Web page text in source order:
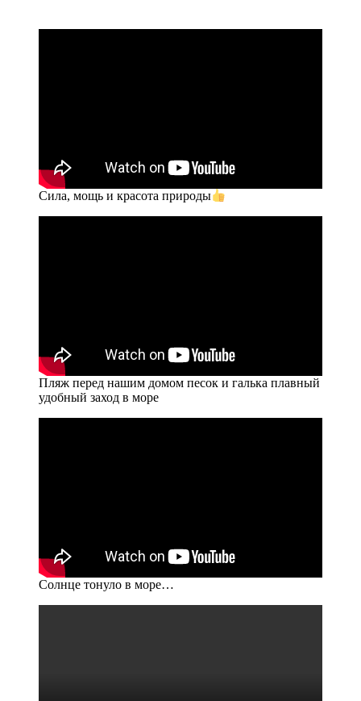
Сила, мощь и красота природы
Пляж перед нашим домом песок и галька плавный
удобный заход в море
Солнце тонуло в море…